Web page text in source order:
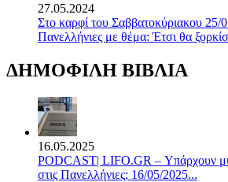
27.05.2024
Στο καρφί του Σαββατοκύριακου 25/
Πανελλήνιες με θέμα: Έτσι θα
ΔΗΜΟΦΙΛΗ ΒΙΒΛΙΑ
16.05.2025
PODCAST| LIFO.GR – Υπάρχουν
στις Πανελλήνιες; 16/05/2025...